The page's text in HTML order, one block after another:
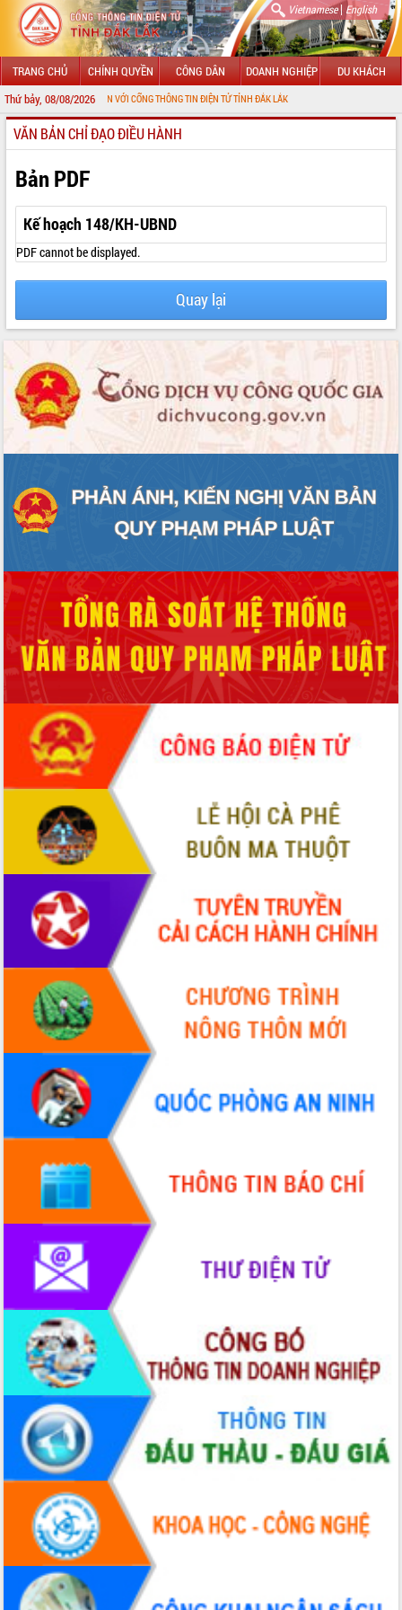
Vietnamese| English
TRANG CHỦ CHÍNH QUYỀN CÔNG DÂN DOANH NGHIỆP DU KHÁCH
Thứ bảy, 08/08/2026
MỪNG ĐẾN VỚI CỔNG THÔNG TIN ĐIỆN TỬ TỈNH ĐẮK LẮK
GIỚI THIỆU
LÃNH ĐẠO UBND TỈNH
TIN TỨC SỰ KIỆN
SỞ, BAN, NGÀNH
UBND CÁC XÃ, PHƯỜNG
THÔNG TIN CHỈ ĐẠO ĐIỀU HÀNH
VĂN BẢN HĐND TỈNH
ĐIỂM TIN VĂN BẢN
VIDEO
Không có file video nào để phát.
ALBUM ẢNH
LIÊN KẾT WEB
VĂN BẢN CHỈ ĐẠO ĐIỀU HÀNH
Bản PDF
Kế hoạch 148/KH-UBND
PDF cannot be displayed.
Quay lại